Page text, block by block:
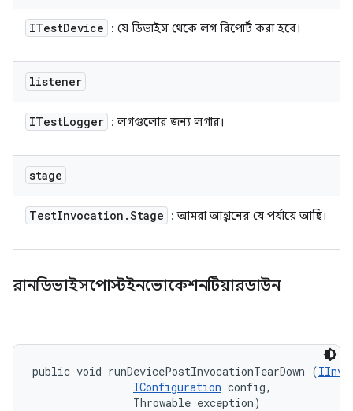
ITestDevice : যে ডিভাইস থেকে লগ রিপোর্ট করা হবে।
listener
ITestLogger : লগগুলোর জন্য লগার।
stage
TestInvocation .Stage : আমরা আহ্বানের যে পর্যায়ে আছি।
রানডিভাইসপোস্টইনভোকেশনটিয়ারডাউন
public void runDevicePostInvocationTearDown (
IConfiguration config,
                Throwable exception)